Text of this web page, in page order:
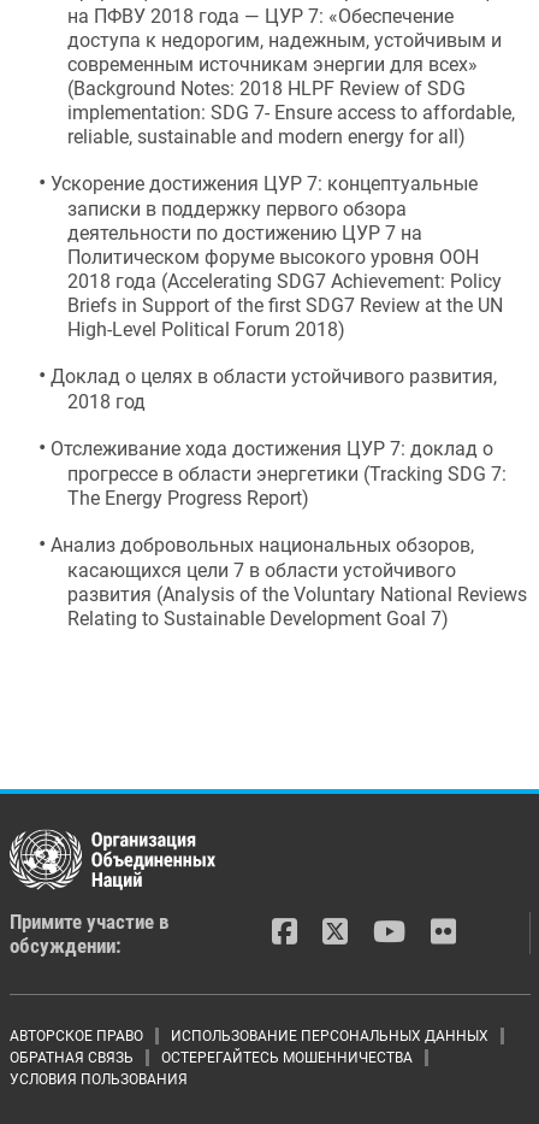
на ПФВУ 2018 года — ЦУР 7: «Обеспечение
доступа к недорогим, надежным, устойчивым и
современным источникам энергии для всех»
(Background Notes: 2018 HLPF Review of SDG
implementation: SDG 7- Ensure access to affordable,
reliable, sustainable and modern energy for all)
• Ускорение достижения ЦУР 7: концептуальные
записки в поддержку первого обзора
деятельности по достижению ЦУР 7 на
Политическом форуме высокого уровня ООН
2018 года (Accelerating SDG7 Achievement: Policy
Briefs in Support of the first SDG7 Review at the UN
High-Level Political Forum 2018)
• Доклад о целях в области устойчивого развития,
2018 год
• Отслеживание хода достижения ЦУР 7: доклад о
прогрессе в области энергетики (Tracking SDG 7:
The Energy Progress Report)
• Анализ добровольных национальных обзоров,
касающихся цели 7 в области устойчивого
развития (Analysis of the Voluntary National Reviews
Relating to Sustainable Development Goal 7)
Примите участие в
обсуждении:
Footer menu
АВТОРСКОЕ ПРАВО
ИСПОЛЬЗОВАНИЕ ПЕРСОНАЛЬНЫХ ДАННЫХ
ОБРАТНАЯ СВЯЗЬ
ОСТЕРЕГАЙТЕСЬ МОШЕННИЧЕСТВА
УСЛОВИЯ ПОЛЬЗОВАНИЯ